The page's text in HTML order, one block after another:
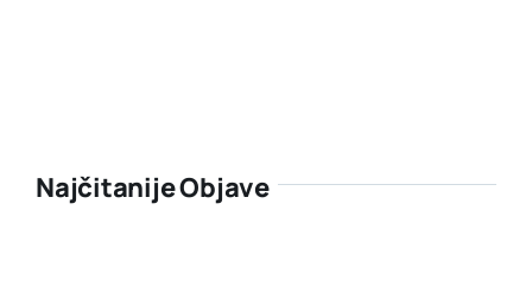
Najčitanije Objave